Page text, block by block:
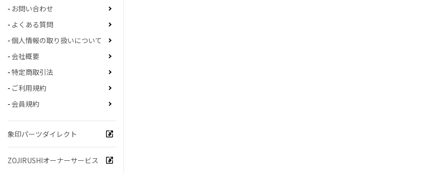
お問い合わせ
よくある質問
個人情報の取り扱いについて
会社概要
特定商取引法
ご利用規約
会員規約
象印パーツダイレクト
ZOJIRUSHIオーナーサービス